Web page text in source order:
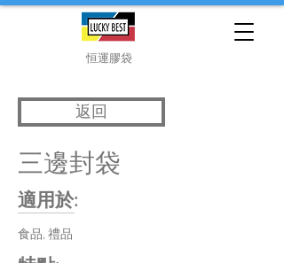
恒運膠袋
返回
三邊封袋
適用於:
食品, 禮品